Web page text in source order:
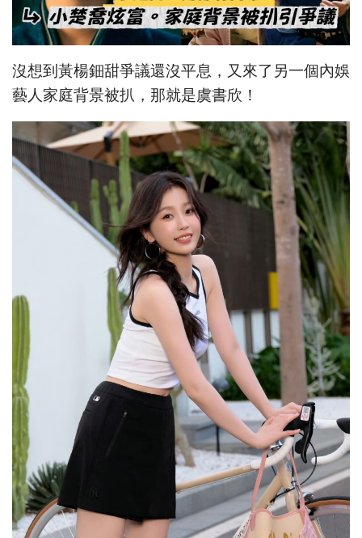
沒想到黃楊鈿甜爭議還沒平息，又來了另一個內娛
藝人家庭背景被扒，那就是虞書欣！